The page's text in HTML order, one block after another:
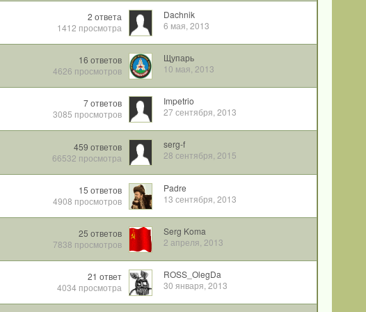
2 ответа
1412 просмотра
Dachnik
6 мая, 2013
16 ответов
4626 просмотров
Щупарь
10 мая, 2013
7 ответов
3085 просмотров
Impetrio
27 сентября, 2013
459 ответов
66532 просмотра
serg-f
28 сентября, 2015
15 ответов
4908 просмотров
Padre
13 сентября, 2013
25 ответов
7838 просмотров
Serg Koma
2 апреля, 2013
21 ответ
4034 просмотра
ROSS_OlegDa
30 января, 2013